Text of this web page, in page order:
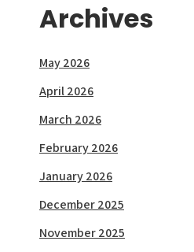
Archives
May 2026
April 2026
March 2026
February 2026
January 2026
December 2025
November 2025